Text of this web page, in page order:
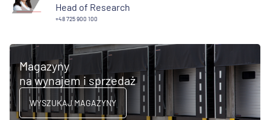
Head of Research
+48 725 900 100
Magazyny
na wynajem i sprzedaż
WYSZUKAJ MAGAZYNY